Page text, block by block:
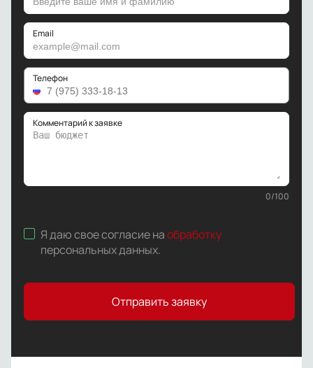
Email
Телефон
Комментарий к заявке
0/100
Я даю свое согласие наобработку
персональных данных.
Отправить заявку